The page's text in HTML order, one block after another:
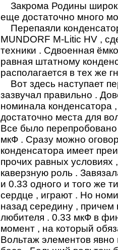
Закрома Родины
еще достаточно много
Перепаяли
MUNDORF M-Litic HV ,
техники . Сдвоенная
равная штатному
располагается в тех же
Вот здесь наступает
зазвучал правильно .
номинала конденсатора
достаточно места для
Все было
мкФ . Сразу можно
конденсатора имеет
прочих равных
каверзную роль .
и 0.33 одного и того же
сердце , играют . Но
назад середину ,
любителя . 0.33 мкФ в
момент , на который
Вольтаж элементов явно